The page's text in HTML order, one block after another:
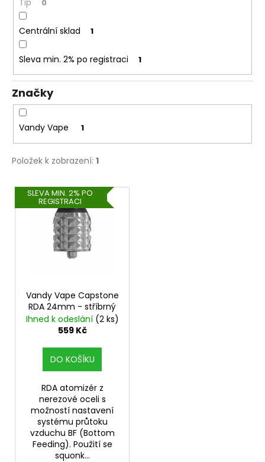
0
Centrální sklad 1
Sleva min. 2% po registraci 1
Značky
Vandy Vape 1
Položek k zobrazení: 1
V
ý
SLEVA MIN. 2% PO
REGISTRACI
Vandy Vape Capstone
RDA 24mm - stříbrný
Ihned k odeslání (2 ks)
559 Kč
DO KOŠÍKU
RDA atomizér z
nerezové oceli s
možností nastavení
systému průtoku
vzduchu BF (Bottom
Feeding). Použití se
squonk...
u
m
DEKANG
MALINA
10ML
11MG
169
Kč
Původně:
Kč